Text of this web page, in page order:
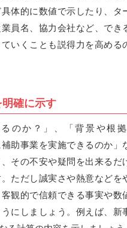
体的に数値で示したり、タ
員名、協力会社など、でき
いくことも説得力を高める
確に示す
るのか？」、「背景や根
助事業を実施できるのか」
その不安や疑問を出来るだ
ただし誠実さや熱意などを
観的で信頼できる事実や数
にしましょう。例えば、新